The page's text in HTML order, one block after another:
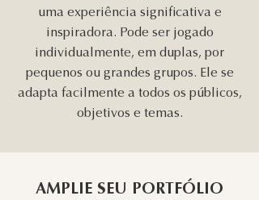
uma experiência significativa e
inspiradora. Pode ser jogado
individualmente, em duplas, por
pequenos ou grandes grupos. Ele se
adapta facilmente a todos os públicos,
objetivos e temas.
AMPLIE SEU PORTFÓLIO